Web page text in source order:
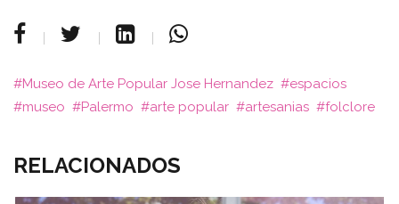
Museo de Arte Popular Jose Hernandez
espacios
museo
Palermo arte popular artesanias folclore
RELACIONADOS